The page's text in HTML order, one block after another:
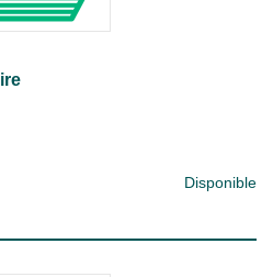
Disponible